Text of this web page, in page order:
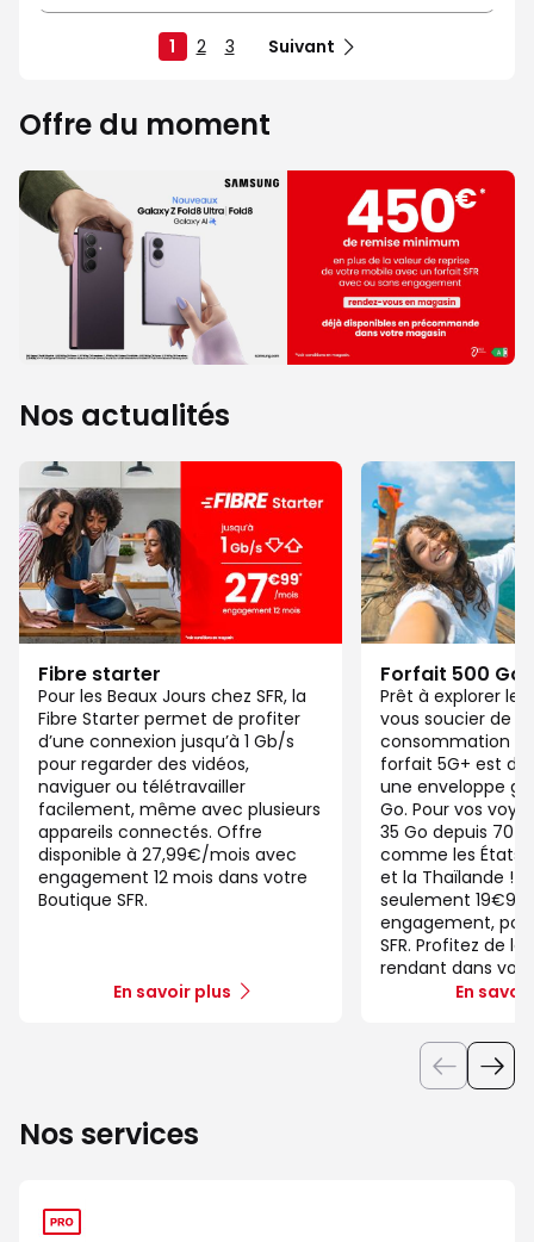
1 2 3 Suivant
Offre du moment
Nos actualités
Fibre starter
Pour les Beaux Jours chez SFR, la
Fibre Starter permet de profiter
d’une connexion jusqu’à 1 Gb/s
pour regarder des vidéos,
naviguer ou télétravailler
facilement, même avec plusieurs
appareils connectés. Offre
disponible à 27,99€/mois avec
engagement 12 mois dans votre
Boutique SFR.
En savoir plus
Forfait 500 Go
Prêt à explorer le
vous soucier de
consommation
forfait 5G+ est
une enveloppe
Go. Pour vos
35 Go depuis 70
comme les États-
et la Thaïlande !
seulement
engagement,
SFR. Profitez de
rendant dans
En
Nos services